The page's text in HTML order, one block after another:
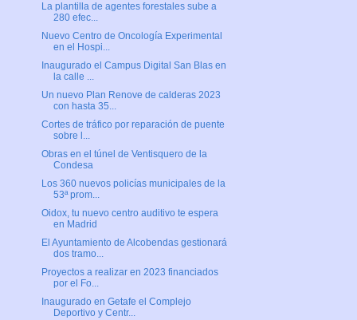
La plantilla de agentes forestales sube a
280 efec...
Nuevo Centro de Oncología Experimental
en el Hospi...
Inaugurado el Campus Digital San Blas en
la calle ...
Un nuevo Plan Renove de calderas 2023
con hasta 35...
Cortes de tráfico por reparación de puente
sobre l...
Obras en el túnel de Ventisquero de la
Condesa
Los 360 nuevos policías municipales de la
53ª prom...
Oidox, tu nuevo centro auditivo te espera
en Madrid
El Ayuntamiento de Alcobendas gestionará
dos tramo...
Proyectos a realizar en 2023 financiados
por el Fo...
Inaugurado en Getafe el Complejo
Deportivo y Centr...